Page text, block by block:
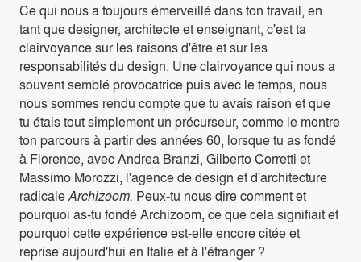
Ce qui nous a toujours émerveillé dans ton travail, en
tant que designer, architecte et enseignant, c'est ta
clairvoyance sur les raisons d'être et sur les
responsabilités du design. Une clairvoyance qui nous a
souvent semblé provocatrice puis avec le temps, nous
nous sommes rendu compte que tu avais raison et que
tu étais tout simplement un précurseur, comme le montre
ton parcours à partir des années 60, lorsque tu as fondé
à Florence, avec Andrea Branzi, Gilberto Corretti et
Massimo Morozzi, l'agence de design et d'architecture
radicaleArchizoom. Peux-tu nous dire comment et
pourquoi as-tu fondé Archizoom, ce que cela signifiait et
pourquoi cette expérience est-elle encore citée et
reprise aujourd'hui en Italie et à l'étranger ?